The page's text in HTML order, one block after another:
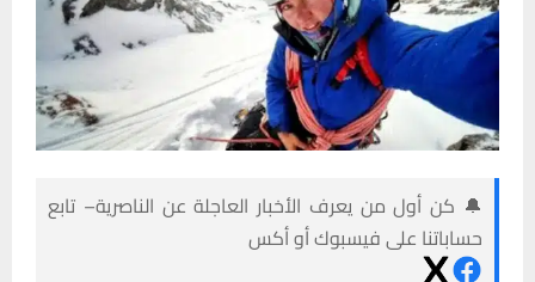
🔔 كن أول من يعرف الأخبار العاجلة عن الناصرية– تابع
حساباتنا على فيسبوك أو أكس